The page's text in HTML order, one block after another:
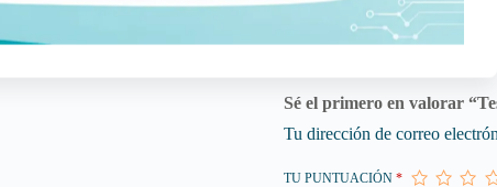
Sé el primero en valorar
Tu dirección de correo
TU PUNTUACIÓN *